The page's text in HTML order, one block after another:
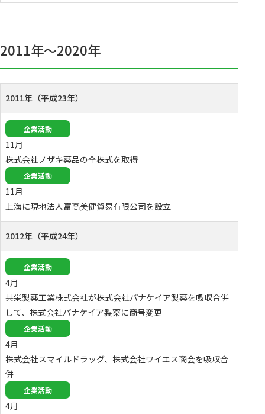
2011年〜2020年
2011年（平成23年）
企業活動
11月
株式会社ノザキ薬品の全株式を取得
企業活動
11月
上海に現地法人富高美健貿易有限公司を設立
2012年（平成24年）
企業活動
4月
共栄製薬工業株式会社が株式会社パナケイア製薬を吸収合併
して、株式会社パナケイア製薬に商号変更
企業活動
4月
株式会社スマイルドラッグ、株式会社ワイエス商会を吸収合
併
企業活動
4月